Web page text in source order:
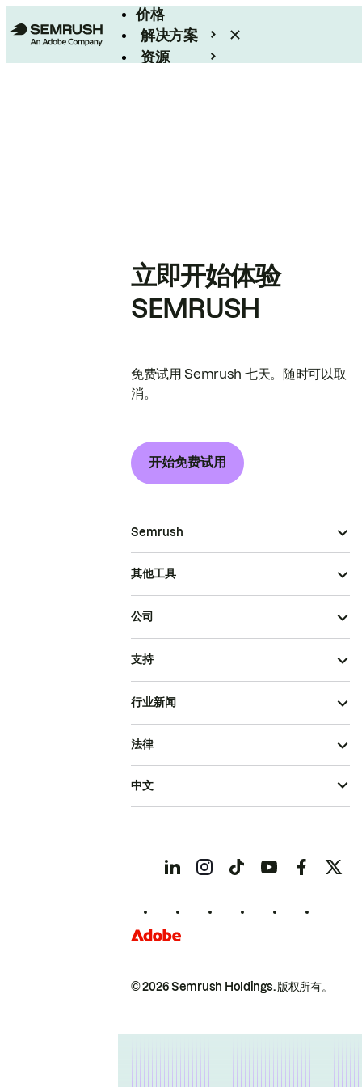
价格
解决方案
资源
立即开始体验
SEMRUSH
免费试用 Semrush 七天。随时可以取
消。
开始免费试用
Semrush
其他工具
公司
支持
行业新闻
© 2026 Semrush Holdings.版权所有。
法律
中文